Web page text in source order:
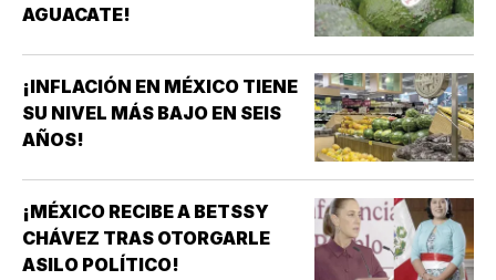
AGUACATE!
¡INFLACIÓN EN MÉXICO TIENE
SU NIVEL MÁS BAJO EN SEIS
AÑOS!
¡MÉXICO RECIBE A BETSSY
CHÁVEZ TRAS OTORGARLE
ASILO POLÍTICO!